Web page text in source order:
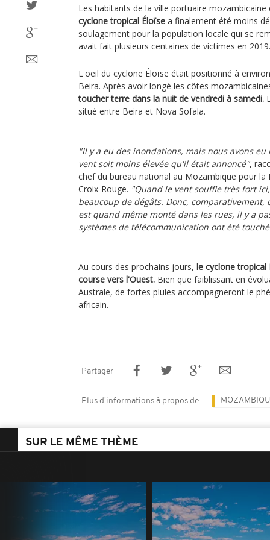
Les habitants de la ville portuaire mozambicaine
cyclone tropical Éloïse a finalement été moins
soulagement pour la population locale qui se
avait fait plusieurs centaines de victimes en 2019.
L'oeil du cyclone Éloïse était positionné à
Beira. Après avoir longé les côtes
toucher terre dans la nuit de vendredi à samedi.
situé entre Beira et Nova Sofala.
"Il y a eu des inondations, mais nous avons
vent soit moins élevée qu'il était annoncé",
chef du bureau national au Mozambique pour la
Croix-Rouge. "Quand le vent souffle très fort
beaucoup de dégâts. Donc, comparativement,
est quand même monté dans les rues, il y a
systèmes de télécommunication ont été
Au cours des prochains jours, le cyclone tropical
course vers l'Ouest. Bien que faiblissant en
Australe, de fortes pluies accompagneront le
africain.
Partager
Plus d'informations à propos de
SUR LE MÊME THÈME